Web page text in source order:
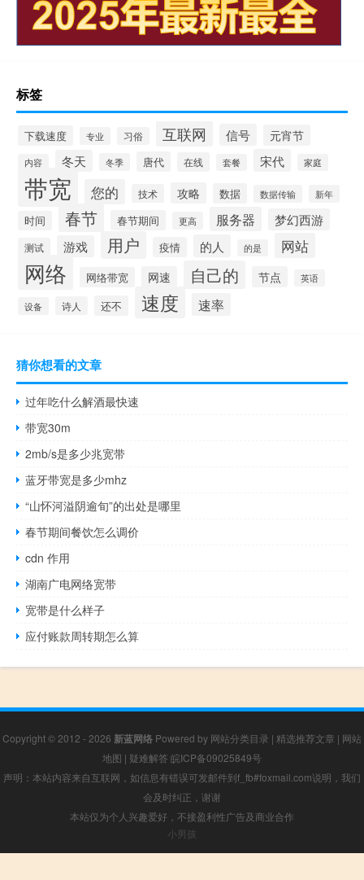
标签
下载速度 专业 习俗 互联网 信号 元宵节
内容 冬天 冬季 唐代 在线 套餐 宋代 家庭
带宽 您的 技术 攻略 数据 数据传输 新年
时间 春节 春节期间 更高 服务器 梦幻西游
测试 游戏 用户 疫情 的人 的是 网站
网络 网络带宽 网速 自己的 节点 英语
设备 诗人 还不 速度 速率
猜你想看的文章
过年吃什么解酒最快速
带宽30m
2mb/s是多少兆宽带
蓝牙带宽是多少mhz
“山怀河溢阴逾旬”的出处是哪里
春节期间餐饮怎么调价
cdn 作用
湖南广电网络宽带
宽带是什么样子
应付账款周转期怎么算
Copyright © 2012 - 2026 新蓝网络 Powered by 网站分类目录 | 精选推荐文章 | 网站
地图 | 疑难解答 皖ICP备09025849号
声明：本站内容来自互联网，如信息有错误可发邮件到f_fb#foxmail.com说明，我们
会及时纠正，谢谢
本站仅为个人兴趣爱好，不接盈利性广告及商业合作
小男孩